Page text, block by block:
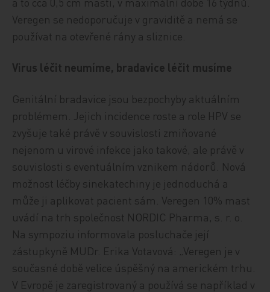
Veregen se nedoporučuje v graviditě a nemá se
používat na otevřené rány a sliznice.
Virus léčit neumíme, bradavice léčit musíme
Genitální bradavice jsou bezpochyby aktuálním
problémem. Jejich incidence roste a role HPV se
zvyšuje také právě v souvislosti zmiňované
nejenom u virové infekce jako takové, ale právě v
souvislosti s eventuálním vznikem nádorů. Nová
možnost léčby sinekatechiny je jednoduchá a
může ji aplikovat pacient sám. Veregen 10% mast
uvádí na trh společnost NORDIC Pharma, s. r. o.
Na sympoziu informovala posluchače její
zástupkyně MUDr. Erika Votavová: „Veregen je v
současné době velice úspěšný na americkém trhu.
V Evropě je zaregistrovaný a používá se například v